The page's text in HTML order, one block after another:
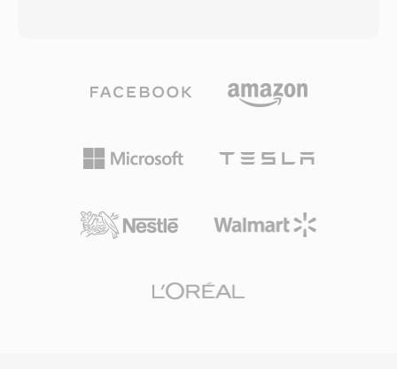
Tool seperti SoX dan beberapa pustaka telepon
warisan masih dapat membaca dan menulis file
yang berusia puluhan tahun. Di antara
kecil (pesan satu menit hanya memakan sekitar
60 KB), kejernihan ucapan yang andal
kontainer yang sederhana sehingga mudah
metadata seperti marker, definisi instrumen,
macOS sering mengandalkan AIFF karena
menjamin fidelitas bit-perfect melalui setiap
keunggulan signifikan adalah nol generational
Kekuatan lainnya adalah integrasi yang mulus